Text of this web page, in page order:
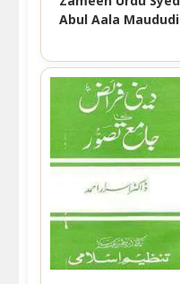
Abul Aala Maududi